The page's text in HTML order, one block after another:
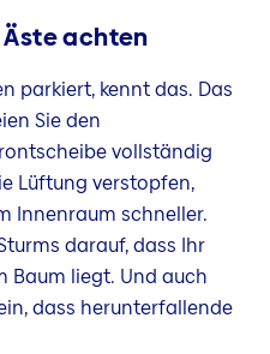
achten
parkiert, kennt das. Das
Sie den
vollständig
Lüftung verstopfen,
Innenraum schneller.
darauf, dass Ihr
Baum liegt. Und auch
dass herunterfallende